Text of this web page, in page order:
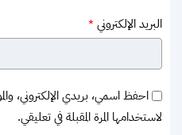
البريد الإلكتروني *
احفظ اسمي، بريدي الإلكتروني،
لاستخدامها المرة المقبلة في تعليقي.